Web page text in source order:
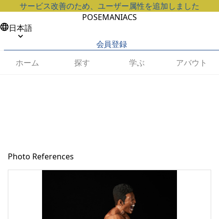
サービス改善のため、ユーザー属性を追加しました
POSEMANIACS
日本語
会員登録
ホーム
探す 学ぶ アバウト
Photo References